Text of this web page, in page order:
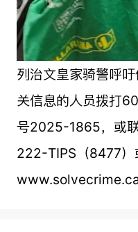
列治文皇家骑警呼
关信息的人员拨打
号2025-1865，或
222-TIPS（8477）
www.solvecrime.ca